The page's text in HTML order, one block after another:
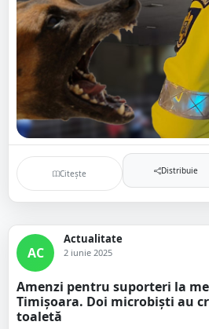
Citește Distribuie
AC
Actualitate
2 iunie 2025
Amenzi pentru suporteri la
Timișoara. Doi microbiști au
toaletă